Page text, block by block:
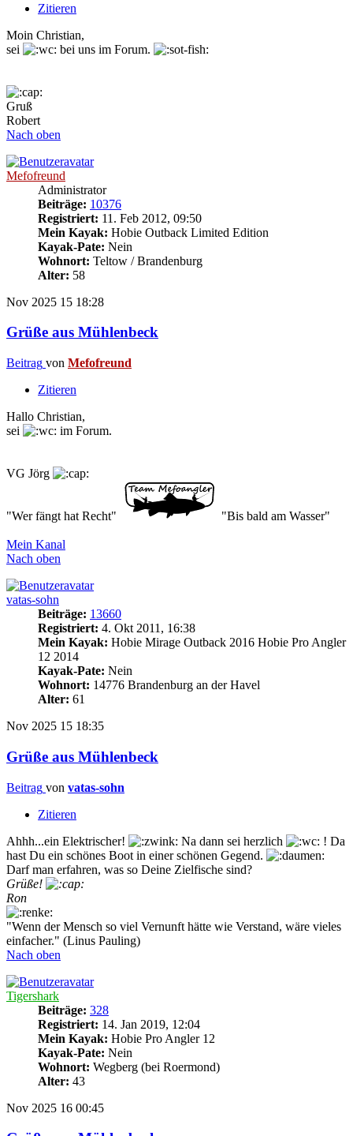
Zitieren
Moin Christian,
sei
bei uns im Forum.
Gruß
Robert
Nach oben
Mefofreund
Administrator
Beiträge: 10376
Registriert: 11. Feb 2012, 09:50
Mein Kayak: Hobie Outback Limited Edition
Kayak-Pate: Nein
Wohnort: Teltow / Brandenburg
Alter: 58
Nov 2025 15 18:28
Grüße aus Mühlenbeck
Beitrag von Mefofreund
Zitieren
Hallo Christian,
sei
im Forum.
VG Jörg
"Wer fängt hat Recht" "Bis bald am Wasser"
Mein Kanal
Nach oben
vatas-sohn
Beiträge: 13660
Registriert: 4. Okt 2011, 16:38
Mein Kayak: Hobie Mirage Outback 2016 Hobie Pro Angler
12 2014
Kayak-Pate: Nein
Wohnort: 14776 Brandenburg an der Havel
Alter: 61
Nov 2025 15 18:35
Grüße aus Mühlenbeck
Beitrag von vatas-sohn
Zitieren
Ahhh...ein Elektrischer!
Na dann sei herzlich
! Da
hast Du ein schönes Boot in einer schönen Gegend.
Darf man erfahren, was so Deine Zielfische sind?
Grüße!
Ron
"Wenn der Mensch so viel Vernunft hätte wie Verstand, wäre vieles
einfacher." (Linus Pauling)
Nach oben
Tigershark
Beiträge: 328
Registriert: 14. Jan 2019, 12:04
Mein Kayak: Hobie Pro Angler 12
Kayak-Pate: Nein
Wohnort: Wegberg (bei Roermond)
Alter: 43
Nov 2025 16 00:45